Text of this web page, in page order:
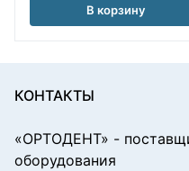
В корзину
КОНТАКТЫ
«ОРТОДЕНТ» -
оборудования